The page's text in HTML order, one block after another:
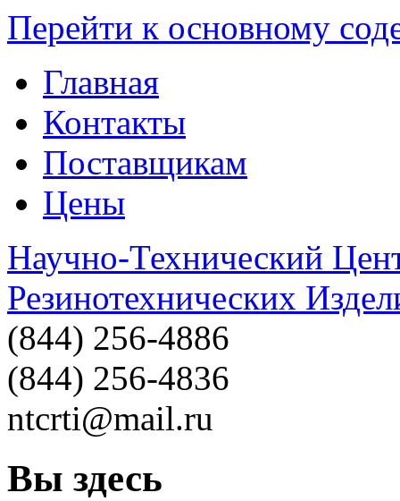
Перейти к основному
Главная
Контакты
Поставщикам
Цены
Научно-Технический
Резинотехнических
(844) 256-4886
(844) 256-4836
ntcrti@mail.ru
Вы здесь